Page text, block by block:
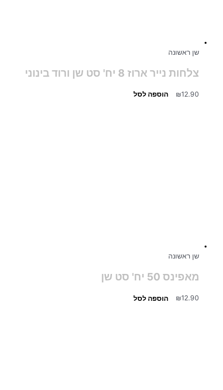
שן ראשונה
צלחות נייר ארוז 8 יח' סט שן ורוד בינוני
₪12.90 הוספה לסל
שן ראשונה
מאפינס 50 יח' סט שן
₪12.90 הוספה לסל